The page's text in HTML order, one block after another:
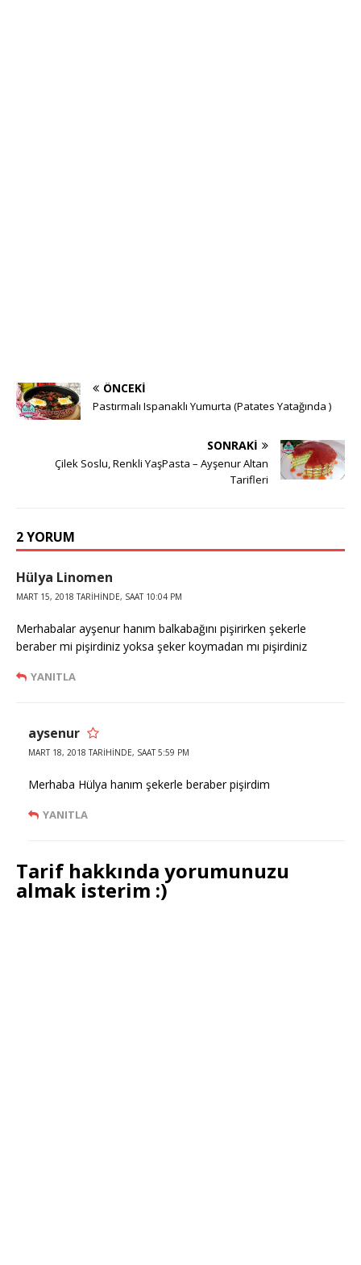
ÖNCEKI
Pastırmalı Ispanaklı Yumurta (Patates Yatağında )
SONRAKI
Çilek Soslu, Renkli YaşPasta – Ayşenur Altan
Tarifleri
2 YORUM
Hülya Linomen
MART 15, 2018 TARIHINDE, SAAT 10:04 PM
Merhabalar ayşenur hanım balkabağını pişirirken şekerle
beraber mi pişirdiniz yoksa şeker koymadan mı pişirdiniz
YANITLA
aysenur
MART 18, 2018 TARIHINDE, SAAT 5:59 PM
Merhaba Hülya hanım şekerle beraber pişirdim
YANITLA
Tarif hakkında yorumunuzu
almak isterim :)